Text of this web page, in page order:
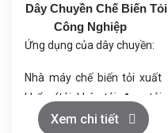
Dây Chuyền Chế Biến Tỏi
Công Nghiệp
Ứng dụng của dây chuyền:
Nhà máy chế biến tỏi xuất
khẩu (tỏi khô, tỏi đen, tỏi
bột).
Xem chi tiết